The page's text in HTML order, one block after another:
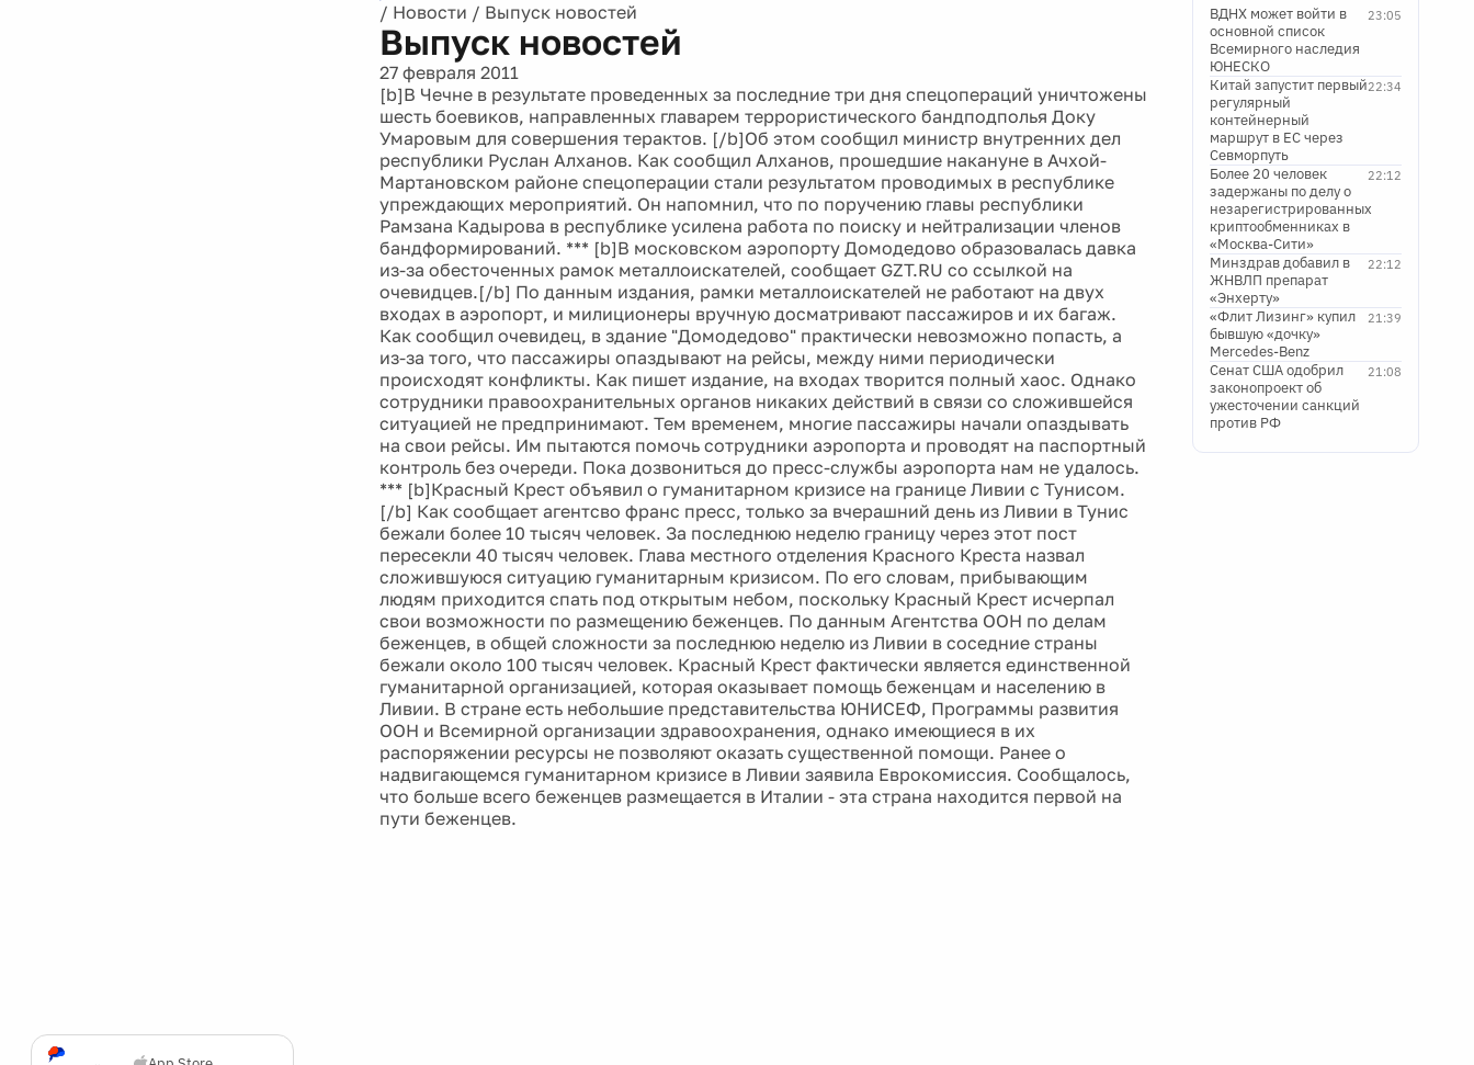
/ Новости / Выпуск новостей
Выпуск новостей
27 февраля 2011
[b]В Чечне в результате проведенных за последние три дня спецопераций уничтожены
шесть боевиков, направленных главарем террористического бандподполья Доку
Умаровым для совершения терактов. [/b]Об этом сообщил министр внутренних дел
республики Руслан Алханов. Как сообщил Алханов, прошедшие накануне в Ачхой-
Мартановском районе спецоперации стали результатом проводимых в республике
упреждающих мероприятий. Он напомнил, что по поручению главы республики
Рамзана Кадырова в республике усилена работа по поиску и нейтрализации членов
бандформирований. *** [b]В московском аэропорту Домодедово образовалась давка
из-за обесточенных рамок металлоискателей, сообщает GZT.RU со ссылкой на
очевидцев.[/b] По данным издания, рамки металлоискателей не работают на двух
входах в аэропорт, и милиционеры вручную досматривают пассажиров и их багаж.
Как сообщил очевидец, в здание "Домодедово" практически невозможно попасть, а
из-за того, что пассажиры опаздывают на рейсы, между ними периодически
происходят конфликты. Как пишет издание, на входах творится полный хаос. Однако
сотрудники правоохранительных органов никаких действий в связи со сложившейся
ситуацией не предпринимают. Тем временем, многие пассажиры начали опаздывать
на свои рейсы. Им пытаются помочь сотрудники аэропорта и проводят на паспортный
контроль без очереди. Пока дозвониться до пресс-службы аэропорта нам не удалось.
*** [b]Красный Крест объявил о гуманитарном кризисе на границе Ливии с Тунисом.
[/b] Как сообщает агентсво франс пресс, только за вчерашний день из Ливии в Тунис
бежали более 10 тысяч человек. За последнюю неделю границу через этот пост
пересекли 40 тысяч человек. Глава местного отделения Красного Креста назвал
сложившуюся ситуацию гуманитарным кризисом. По его словам, прибывающим
людям приходится спать под открытым небом, поскольку Красный Крест исчерпал
свои возможности по размещению беженцев. По данным Агентства ООН по делам
беженцев, в общей сложности за последнюю неделю из Ливии в соседние страны
бежали около 100 тысяч человек. Красный Крест фактически является единственной
гуманитарной организацией, которая оказывает помощь беженцам и населению в
Ливии. В стране есть небольшие представительства ЮНИСЕФ, Программы развития
ООН и Всемирной организации здравоохранения, однако имеющиеся в их
распоряжении ресурсы не позволяют оказать существенной помощи. Ранее о
надвигающемся гуманитарном кризисе в Ливии заявила Еврокомиссия. Сообщалось,
что больше всего беженцев размещается в Италии - эта страна находится первой на
пути беженцев.
23:05
ВДНХ может войти в
основной список
Всемирного наследия
ЮНЕСКО
22:34
Китай запустит первый
регулярный
контейнерный
маршрут в ЕС через
Севморпуть
22:12
Более 20 человек
задержаны по делу о
незарегистрированных
криптообменниках в
«Москва-Сити»
22:12
Минздрав добавил в
ЖНВЛП препарат
«Энхерту»
21:39
«Флит Лизинг» купил
бывшую «дочку»
Mercedes-Benz
21:08
Сенат США одобрил
законопроект об
ужесточении санкций
против РФ